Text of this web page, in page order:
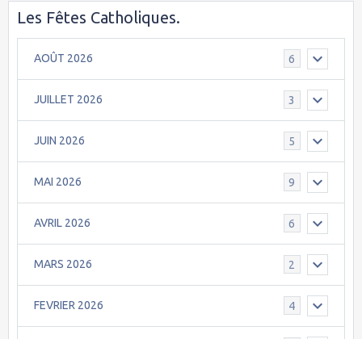
Les Fêtes Catholiques.
AOÛT 2026 6
JUILLET 2026 3
JUIN 2026 5
MAI 2026 9
AVRIL 2026 6
MARS 2026 2
FEVRIER 2026 4